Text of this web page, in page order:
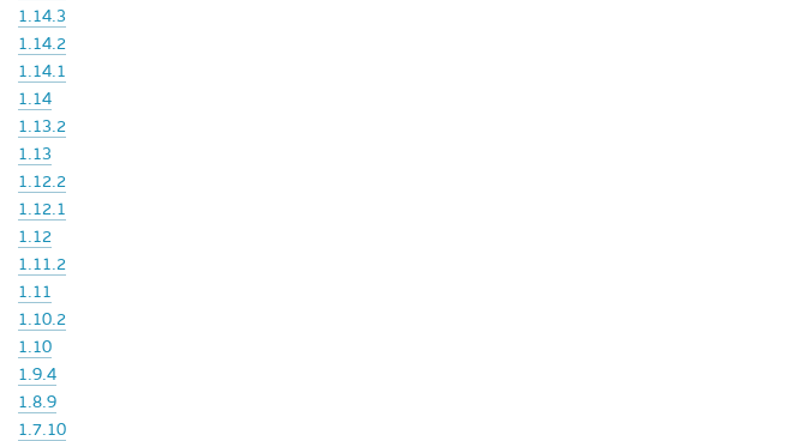
1.14.3
1.14.2
1.14.1
1.14
1.13.2
1.13
1.12.2
1.12.1
1.12
1.11.2
1.11
1.10.2
1.10
1.9.4
1.8.9
1.7.10